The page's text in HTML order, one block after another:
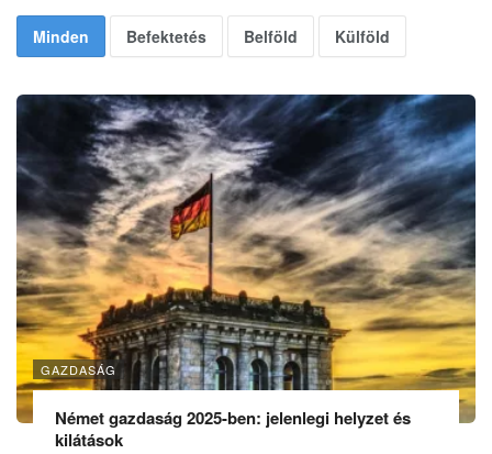
Minden Befektetés Belföld Külföld
GAZDASÁG
Német gazdaság 2025-ben: jelenlegi helyzet és
kilátások